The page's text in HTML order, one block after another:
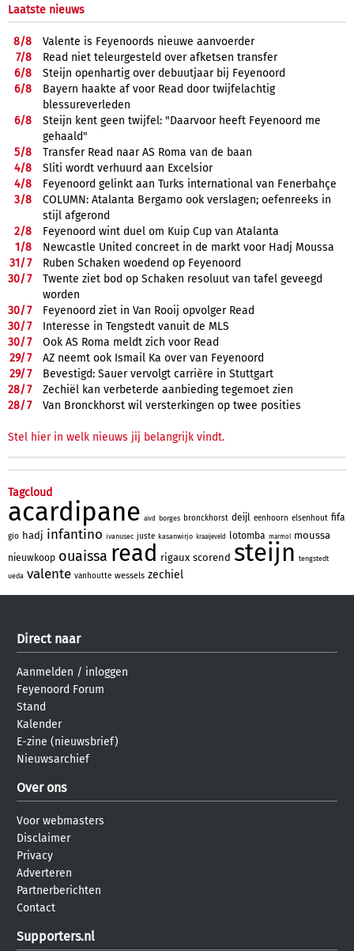
Laatste nieuws
8/8
Valente is Feyenoords nieuwe aanvoerder
7/8
Read niet teleurgesteld over afketsen transfer
6/8
Steijn openhartig over debuutjaar bij Feyenoord
6/8
Bayern haakte af voor Read door twijfelachtig
blessureverleden
6/8
Steijn kent geen twijfel: "Daarvoor heeft Feyenoord me
gehaald"
5/8
Transfer Read naar AS Roma van de baan
4/8
Sliti wordt verhuurd aan Excelsior
4/8
Feyenoord gelinkt aan Turks international van Fenerbahçe
3/8
COLUMN: Atalanta Bergamo ook verslagen; oefenreeks in
stijl afgerond
2/8
Feyenoord wint duel om Kuip Cup van Atalanta
1/8
Newcastle United concreet in de markt voor Hadj Moussa
31/7
Ruben Schaken woedend op Feyenoord
30/7
Twente ziet bod op Schaken resoluut van tafel geveegd
worden
30/7
Feyenoord ziet in Van Rooij opvolger Read
30/7
Interesse in Tengstedt vanuit de MLS
30/7
Ook AS Roma meldt zich voor Read
29/7
AZ neemt ook Ismail Ka over van Feyenoord
29/7
Bevestigd: Sauer vervolgt carrière in Stuttgart
28/7
Zechiël kan verbeterde aanbieding tegemoet zien
28/7 Van Bronckhorst wil versterkingen op twee posities
Stel hier in welk nieuws jij belangrijk vindt.
Tagcloud
acardipane aivd borges bronckhorst deijl eenhoorn elsenhout fifa
gio hadj infantino ivanusec juste kasanwirjo kraaijeveld lotomba marmol moussa
nieuwkoop ouaissa read rigaux scorend steijn tengstedt
ueda valente vanhoutte wessels zechiel
Direct naar
Aanmelden / inloggen
Feyenoord Forum
Stand
Kalender
E-zine (nieuwsbrief)
Nieuwsarchief
Over ons
Voor webmasters
Disclaimer
Privacy
Adverteren
Partnerberichten
Contact
Supporters.nl